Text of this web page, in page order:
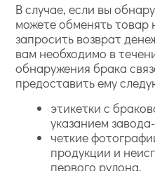
В случае, если вы
можете обменять товар
запросить возврат
вам необходимо в
обнаружения брака
предоставить ему
этикетки с
указанием
четкие
продукции и
первого рулона.